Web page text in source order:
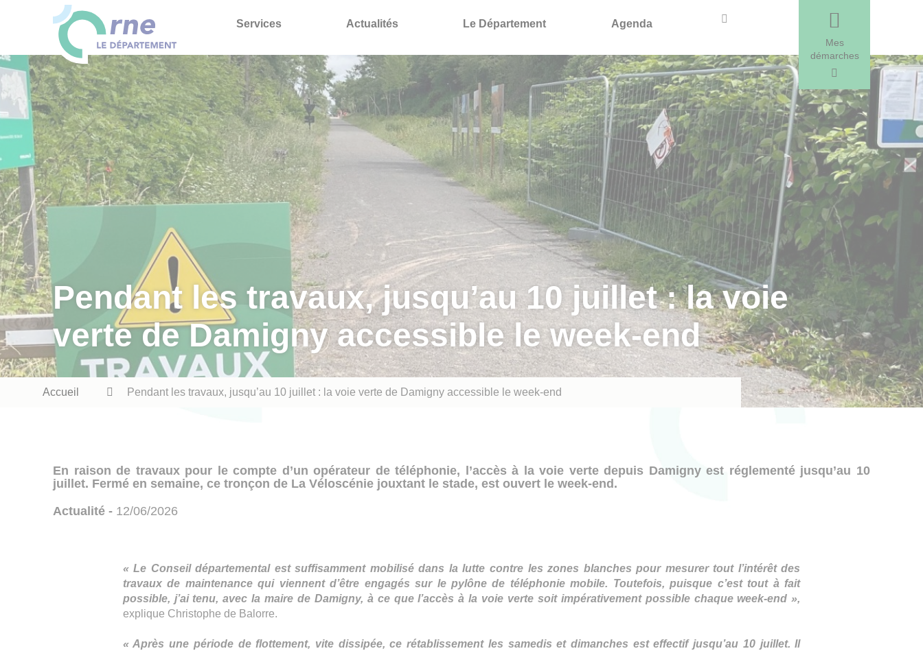
Services Actualités Le Département Agenda
Recherche
Mes
démarches
Pendant les travaux, jusqu’au 10 juillet : la voie
verte de Damigny accessible le week-end
Fil
Accueil Pendant les travaux, jusqu’au 10 juillet : la voie verte de Damigny accessible le week-end
En raison de travaux pour le compte d’un opérateur de téléphonie, l’accès à la voie verte depuis Damigny est réglementé jusqu’au 10
juillet. Fermé en semaine, ce tronçon de La Véloscénie jouxtant le stade, est ouvert le week-end.
Actualité - 12/06/2026
« Le Conseil départemental est suffisamment mobilisé dans la lutte contre les zones blanches pour mesurer tout l’intérêt des
travaux de maintenance qui viennent d’être engagés sur le pylône de téléphonie mobile. Toutefois, puisque c’est tout à fait
possible, j’ai tenu, avec la maire de Damigny, à ce que l’accès à la voie verte soit impérativement possible chaque week-end »,
explique Christophe de Balorre.
« Après une période de flottement, vite dissipée, ce rétablissement les samedis et dimanches est effectif jusqu’au 10 juillet. Il